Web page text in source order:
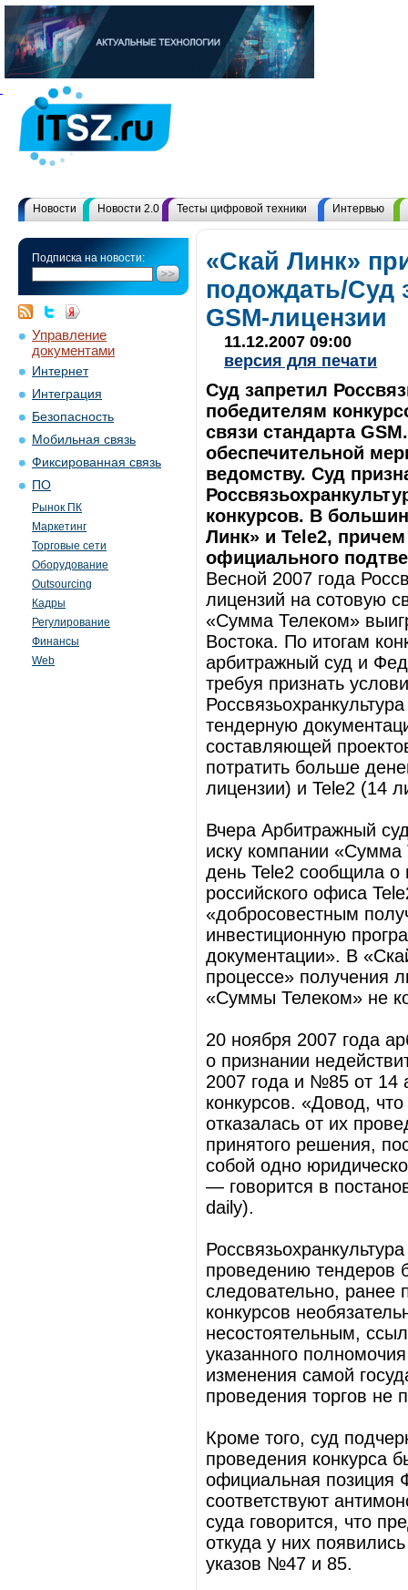
Новости Новости 2.0 Тесты цифровой техники Интервью
Подписка на новости:
Управление
документами
Интернет
Интеграция
Безопасность
Мобильная связь
Фиксированная связь
ПО
Рынок ПК
Маркетинг
Торговые сети
Оборудование
Outsourcing
Кадры
Регулирование
Финансы
Web
«Скай Линк»
подождать/Суд
GSM-лицензии
11.12.2007 09:00
версия для печати
Суд запретил
победителям
связи стандарта
обеспечительной
ведомству. Суд
конкурсов. В
Линк» и Tele2,
официального
Весной 2007 года
лицензий на сотовую
«Сумма Телеком»
Востока. По итогам
арбитражный суд и
требуя признать
тендерную
составляющей
потратить больше
лицензии) и Tele2 (14
Вчера Арбитражный
иску компании «Сумма
день Tele2 сообщила о
российского офиса
«добросовестным
инвестиционную
документации». В
процессе» получения
«Суммы Телеком» не
20 ноября 2007 года
о признании
2007 года и №85 от 14
конкурсов. «Довод,
отказалась от их
принятого решения,
собой одно
— говорится в
daily).
проведению тендеров
следовательно, ранее
конкурсов
несостоятельным,
указанного
изменения самой
проведения торгов не
Кроме того, суд
проведения конкурса
официальная позиция
соответствуют
суда говорится, что
откуда у них
указов №47 и 85.